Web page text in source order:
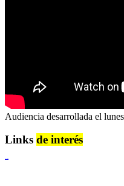
Audiencia desarrollada el
Links de interés